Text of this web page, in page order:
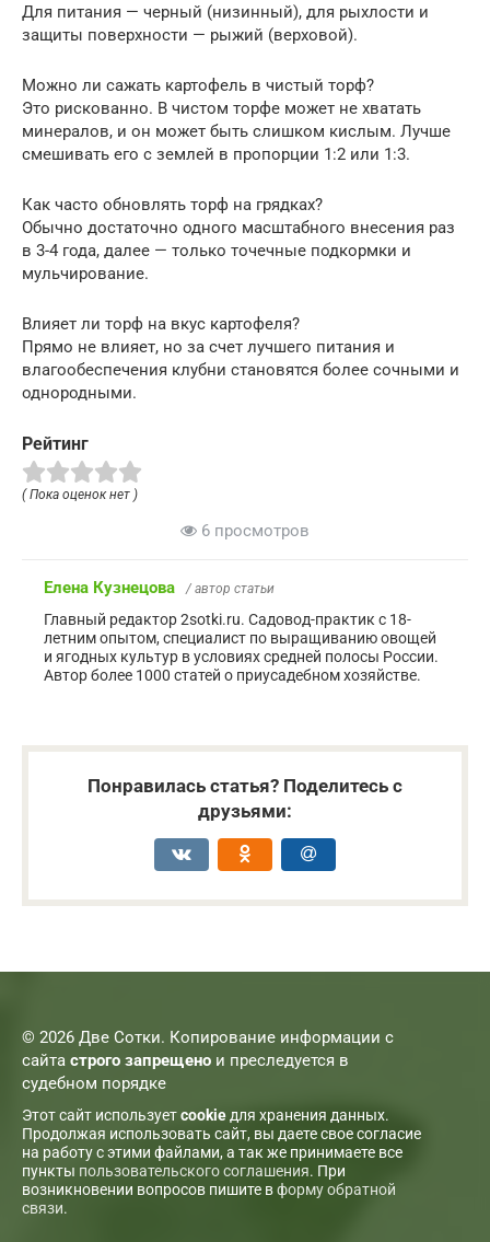
Для питания — черный (низинный), для рыхлости и
защиты поверхности — рыжий (верховой).
Можно ли сажать картофель в чистый торф?
Это рискованно. В чистом торфе может не хватать
минералов, и он может быть слишком кислым. Лучше
смешивать его с землей в пропорции 1:2 или 1:3.
Как часто обновлять торф на грядках?
Обычно достаточно одного масштабного внесения раз
в 3-4 года, далее — только точечные подкормки и
мульчирование.
Влияет ли торф на вкус картофеля?
Прямо не влияет, но за счет лучшего питания и
влагообеспечения клубни становятся более сочными и
однородными.
Рейтинг
( Пока оценок нет )
6 просмотров
Елена Кузнецова / автор статьи
Главный редактор 2sotki.ru. Садовод-практик с 18-
летним опытом, специалист по выращиванию овощей
и ягодных культур в условиях средней полосы России.
Автор более 1000 статей о приусадебном хозяйстве.
Понравилась статья? Поделитесь с
друзьями:
© 2026 Две Сотки. Копирование информации с
сайта строго запрещено и преследуется в
судебном порядке
Этот сайт используетcookieдля хранения данных.
Продолжая использовать сайт, вы даете свое согласие
на работу с этими файлами, а так же принимаете все
пункты пользовательского соглашения. При
возникновении вопросов пишите вформу обратной
связи.